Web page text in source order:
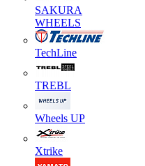
SAKURA
WHEELS
TechLine
TREBL
Wheels UP
Xtrike